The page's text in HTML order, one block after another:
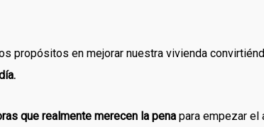
propósitos en mejorar nuestra vivienda
que realmente merecen la pena para empezar el